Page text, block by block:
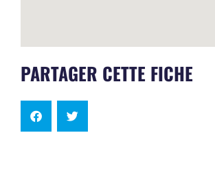
PARTAGER CETTE FICHE